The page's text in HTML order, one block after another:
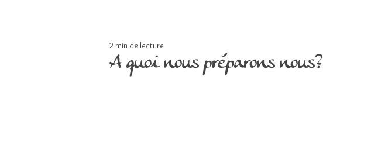
A quoi nous préparons nous?
2 min de lecture